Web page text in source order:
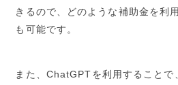
きるので、どのような補助金を利
も可能です。
また、ChatGPTを利用することで